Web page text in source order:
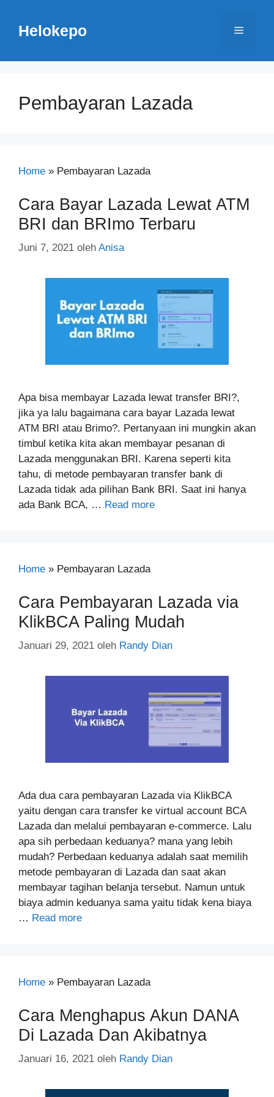
Helokepo Menu
Pembayaran Lazada
Home » Pembayaran Lazada
Cara Bayar Lazada Lewat ATM
BRI dan BRImo Terbaru
Juni 7, 2021 oleh Anisa
Apa bisa membayar Lazada lewat transfer BRI?,
jika ya lalu bagaimana cara bayar Lazada lewat
ATM BRI atau Brimo?. Pertanyaan ini mungkin akan
timbul ketika kita akan membayar pesanan di
Lazada menggunakan BRI. Karena seperti kita
tahu, di metode pembayaran transfer bank di
Lazada tidak ada pilihan Bank BRI. Saat ini hanya
ada Bank BCA, … Read more
Home » Pembayaran Lazada
Cara Pembayaran Lazada via
KlikBCA Paling Mudah
Januari 29, 2021 oleh Randy Dian
Ada dua cara pembayaran Lazada via KlikBCA
yaitu dengan cara transfer ke virtual account BCA
Lazada dan melalui pembayaran e-commerce. Lalu
apa sih perbedaan keduanya? mana yang lebih
mudah? Perbedaan keduanya adalah saat memilih
metode pembayaran di Lazada dan saat akan
membayar tagihan belanja tersebut. Namun untuk
biaya admin keduanya sama yaitu tidak kena biaya
… Read more
Home » Pembayaran Lazada
Cara Menghapus Akun DANA
Di Lazada Dan Akibatnya
Januari 16, 2021 oleh Randy Dian